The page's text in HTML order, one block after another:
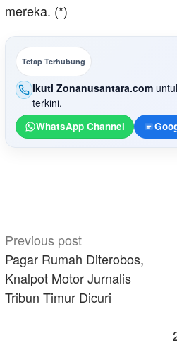
mereka. (*)
Tetap Terhubung
Ikuti Zonanusantara.com
terkini.
WhatsApp Channel
Post
navigation
Previous post
Pagar Rumah Diterobos,
Knalpot Motor Jurnalis
Tribun Timur Dicuri